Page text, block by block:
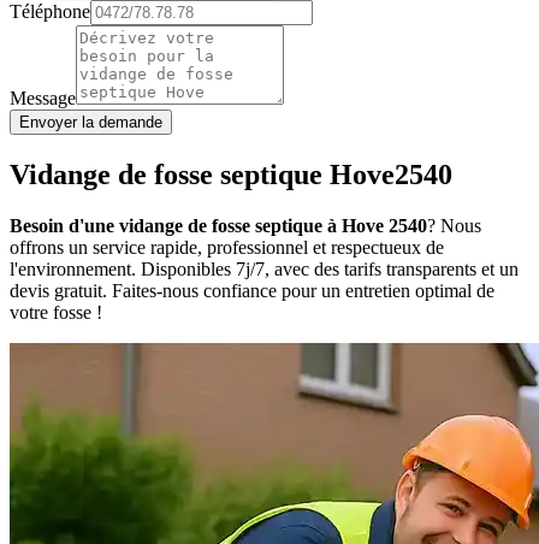
Téléphone
Message
Envoyer la demande
Vidange de fosse septique Hove2540
Besoin d'une vidange de fosse septique à Hove 2540? Nous
offrons un service rapide, professionnel et respectueux de
l'environnement. Disponibles 7j/7, avec des tarifs transparents et un
devis gratuit. Faites-nous confiance pour un entretien optimal de
votre fosse !